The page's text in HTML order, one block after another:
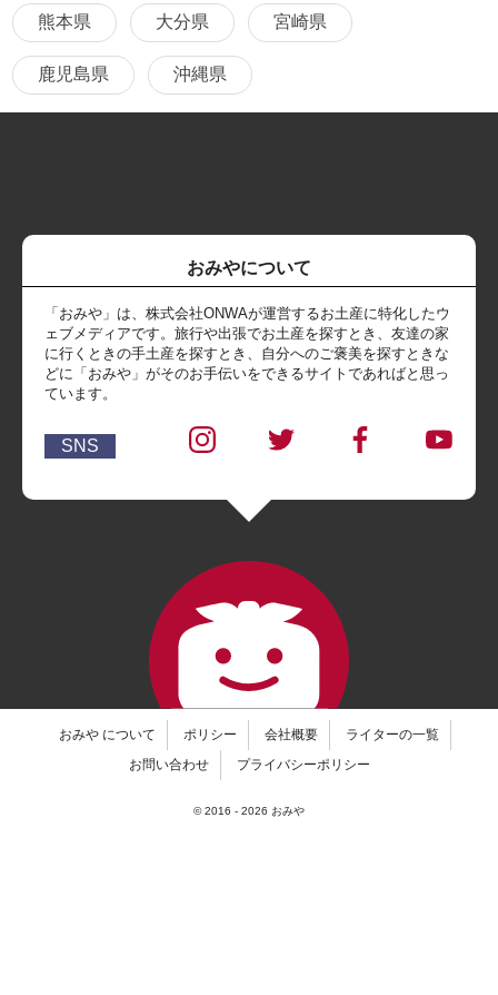
熊本県 大分県 宮崎県
鹿児島県 沖縄県
おみやについて
「おみや」は、株式会社ONWAが運営するお土産に特化したウ
ェブメディアです。旅行や出張でお土産を探すとき、友達の家
に行くときの手土産を探すとき、自分へのご褒美を探すときな
どに「おみや」がそのお手伝いをできるサイトであればと思っ
ています。
SNS
おみや について ポリシー 会社概要
ライターの一覧
お問い合わせ
プライバシーポリシー
© 2016 - 2026 おみや